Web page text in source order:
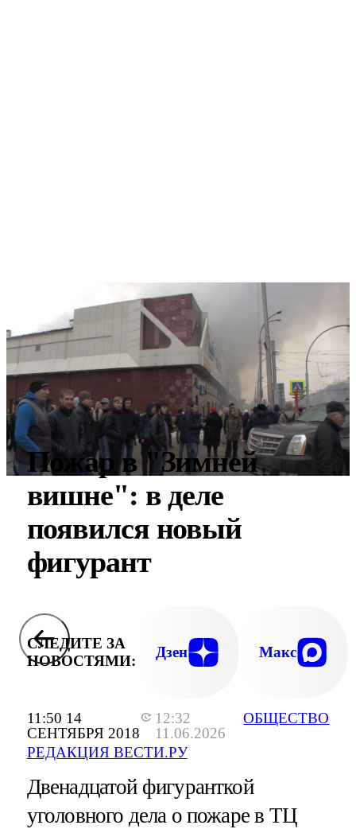
11:50 14
СЕНТЯБРЯ 2018
12:32
11.06.2026
РЕДАКЦИЯ ВЕСТИ.РУ
ОБЩЕСТВО
Пожар в "Зимней
вишне": в деле
появился новый
фигурант
СЛЕДИТЕ ЗА
НОВОСТЯМИ:
Дзен Макс
Двенадцатой фигуранткой
уголовного дела о пожаре в ТЦ